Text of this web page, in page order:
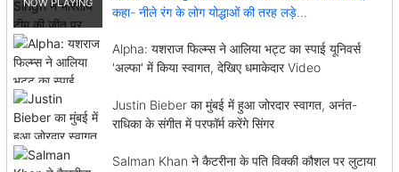
कहा- नीले रंग के लोग योद्धाओं की तरह लड़े...
Alpha: यशराज फिल्म्स ने आलिया भट्ट का स्पाई यूनिवर्स
'अल्फा' में किया स्वागत, देखिए धमाकेदार Video
Justin Bieber का मुंबई में हुआ जोरदार स्वागत, अनंत-
राधिका के संगीत में परफॉर्म करेंगे सिंगर
Salman Khan ने कैटरीना के पति विक्की कौशल पर लुटाया